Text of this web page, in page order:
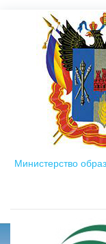
Министерство